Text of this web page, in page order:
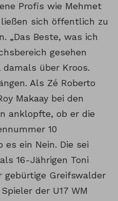
Profis wie Mehmet
sich öffentlich zu
„Das Beste, was ich
gesehen
damals über Kroos.
Als Zé Roberto
Makaay bei den
anklopfte, ob er die
10
es ein Nein. Die sei
16-Jährigen Toni
gebürtige Greifswalder
der U17 WM